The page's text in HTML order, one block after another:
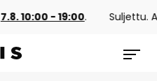
7.8. 10:00 - 19:00. Suljettu.